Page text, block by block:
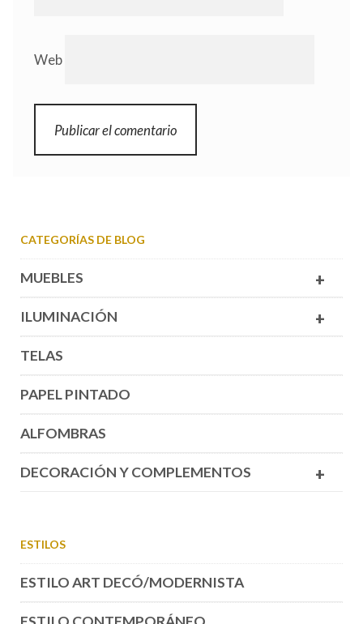
Web
CATEGORÍAS DE BLOG
+
MUEBLES
+
ILUMINACIÓN
TELAS
PAPEL PINTADO
ALFOMBRAS
+
DECORACIÓN Y COMPLEMENTOS
ESTILOS
ESTILO ART DECÓ/MODERNISTA